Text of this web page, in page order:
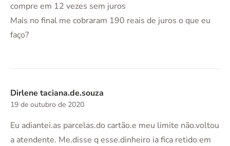
compre em 12 vezes sem juros
Mais no final me cobraram 190 reais de juros o que eu
faço?
Dirlene taciana.de.souza
19 de outubro de 2020
Eu adiantei.as parcelas.do cartão.e meu limite não.voltou
a atendente. Me.disse q esse.dinheiro ia fica retido em